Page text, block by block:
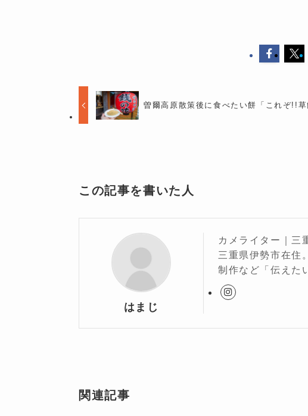
曽爾高原散策後に食べたい餅「これぞ!!草
この記事を書いた人
はまじ
カメライター｜三
三重県伊勢市在住
制作など「伝えた
関連記事